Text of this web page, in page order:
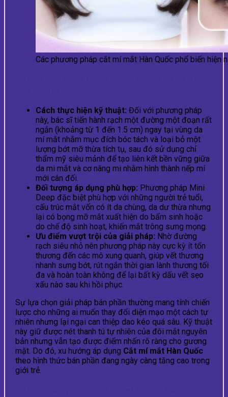
Các phương pháp cắt mí mắt Hàn Quốc phổ biến hiện
Cách thực hiện kỹ thuật: Đối với phương pháp
này, bác sĩ tiến hành rạch một đường một đoạn rất
ngắn (khoảng từ 1 đến 1.5 cm) ngay tại vùng da
mí mắt nhằm mục đích bóc tách và loại bỏ một
lượng bớt mỡ thừa tích tụ, sau đó sử dụng chỉ
thẩm mỹ siêu mảnh để tạo liên kết bền vững giữa
da mi mắt và cơ nâng mi nhằm hình thành nếp mí
mới cân đối.
Đối tượng áp dụng phù hợp: Phương pháp Mini
Deep đặc biệt phù hợp với những người trẻ tuổi,
cấu trúc mắt vốn có ít da chùng, da dư thừa nhưng
lại có bọng mỡ mắt xuất hiện do bẩm sinh hoặc
do chế độ sinh hoạt, khiến mắt trông sưng mọng.
Ưu điểm vượt trội của giải pháp: Nhờ đường
rạch siêu nhỏ nên phương pháp này cực kỳ ít tổn
thương đến các mô xung quanh, giúp vết thương
nhanh sưng bớt, rút ngắn thời gian lành thương tối
đa và hoàn toàn không để lại bất kỳ dấu vết sẹo
xấu nào sau khi hồi phục.
Sự lựa chọn giải pháp bán phần thường mang tính chiến
lược cho những ai muốn thay đổi diện mạo một cách tự
nhiên nhưng lại ngại can thiệp dao kéo quá sâu. Kỹ thuật
này giữ được nét thanh tú tự nhiên của đôi mắt nguyên
bản nhưng vẫn tạo được điểm nhấn rõ ràng cho gương
mặt. Do đó, xu hướng áp dụng Cắt mí mắt Hàn Quốc
theo hình thức bán phần đang ngày càng tăng cao trong
giới trẻ.